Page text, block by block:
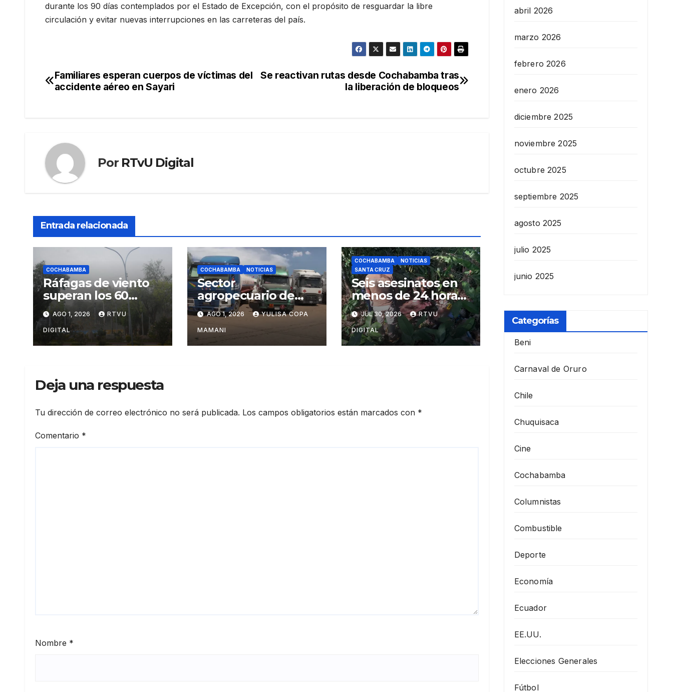
durante los 90 días contemplados por el Estado de Excepción, con el propósito de resguardar la libre
circulación y evitar nuevas interrupciones en las carreteras del país.
Navegación
Se reactivan rutas desde Cochabamba tras
la liberación de bloqueos
Familiares esperan cuerpos de víctimas del
accidente aéreo en Sayari
Por RTvU Digital
Entrada relacionada
COCHABAMBA
Ráfagas de viento
superan los 60
km/h en
Cochabamba
AGO 1, 2026 RTVU
DIGITAL
COCHABAMBA NOTICIAS
Sector
agropecuario de
Cochabamba
anuncia la
importación de
diésel propio
AGO 1, 2026 YULISA COPA
MAMANI
COCHABAMBA
NOTICIAS
SANTA CRUZ
Seis asesinatos en
menos de 24 horas
conmocionan a
Santa Cruz y
Cochabamba
JUL 30, 2026 RTVU
DIGITAL
Deja una respuesta
Tu dirección de correo electrónico no será publicada. Los campos obligatorios están marcados con *
Comentario *
Nombre *
abril 2026
marzo 2026
febrero 2026
enero 2026
diciembre 2025
noviembre 2025
octubre 2025
septiembre 2025
agosto 2025
julio 2025
junio 2025
Categorías
Beni
Carnaval de Oruro
Chile
Chuquisaca
Cine
Cochabamba
Columnistas
Combustible
Deporte
Economía
Ecuador
EE.UU.
Elecciones Generales
Fútbol